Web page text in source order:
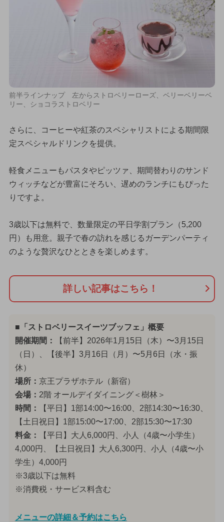
前半ラインナップ 左からストロベリーローズ、ベリーベリーベ
リー、ショコラストロベリー
さらに、コーヒーや紅茶のスペシャリストによる期間限
定スペシャルドリンクを提供。
軽食メニューもパスタやピッツァ、期間替わりのサンド
ウィッチなどが豊富にそろい、遅めのランチにもぴった
りですよ。
3歳以下は無料で、数量限定の平日学割プラン（5,200
円）も用意。親子で春の訪れを感じるガーデンパーティ
のような贅沢なひとときを楽しめます。
詳しい記事はこちら！
■「ストロベリースイーツブッフェ」概要
開催期間：
【前半】2026年1月15日（木）〜3月15日
（日）、【後半】3月16日（月）〜5月6日（水・振
休）
場所： 京王プラザホテル（新宿）
会場： 2階 オールデイダイニング＜樹林＞
時間：
【平日】1部14:00〜16:00、2部14:30〜16:30、
【土日祝日】1部15:00〜17:00、2部15:30〜17:30
料金：
【平日】大人6,000円、小人（4歳〜小学生）
4,000円、【土日祝日】大人6,300円、小人（4歳〜小
学生）4,000円
※3歳以下は無料
※消費税・サービス料含む
メニューの詳細＆予約はこちら